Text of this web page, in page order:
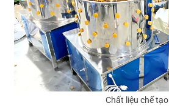
Chất liệu chế tạo